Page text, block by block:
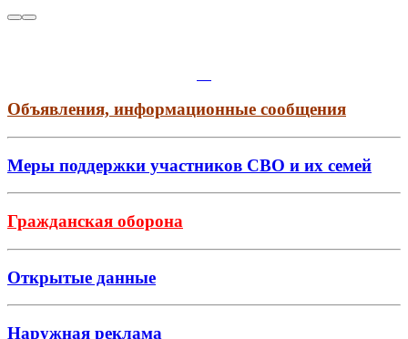
Объявления, информационные сообщения
Меры поддержки участников СВО и их семей
Гражданская оборона
Открытые данные
Наружная реклама